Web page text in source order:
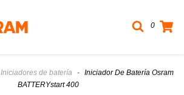
0
Iniciadores de batería - Iniciador De Batería Osram
BATTERYstart 400